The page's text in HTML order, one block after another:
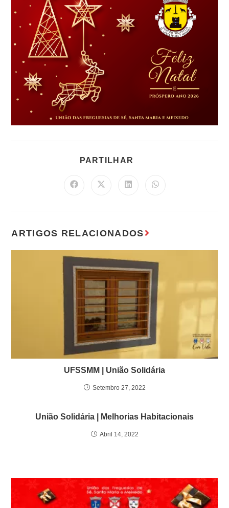
UFSSMM | União Solidária
Setembro 27, 2022
União Solidária | Melhorias Habitacionais
Abril 14, 2022